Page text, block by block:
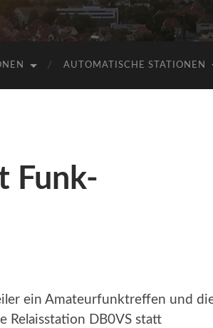
AUTOMATISCHE STATIONEN
Funk-
ein Amateurfunktreffen und
Relaisstation DB0VS statt